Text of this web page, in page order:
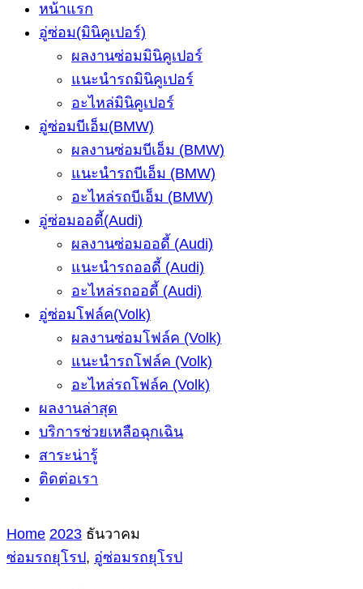
หน้าแรก
อู่ซ่อม(มินิคูเปอร์)
ผลงานซ่อมมินิคูเปอร์
แนะนำรถมินิคูเปอร์
อะไหล่มินิคูเปอร์
อู่ซ่อมบีเอ็ม(BMW)
ผลงานซ่อมบีเอ็ม (BMW)
แนะนำรถบีเอ็ม (BMW)
อะไหล่รถบีเอ็ม (BMW)
อู่ซ่อมออดี้(Audi)
ผลงานซ่อมออดี้ (Audi)
แนะนำรถออดี้ (Audi)
อะไหล่รถออดี้ (Audi)
อู่ซ่อมโฟล์ค(Volk)
ผลงานซ่อมโฟล์ค (Volk)
แนะนำรถโฟล์ค (Volk)
อะไหล่รถโฟล์ค (Volk)
ผลงานล่าสุด
บริการช่วยเหลือฉุกเฉิน
สาระน่ารู้
ติดต่อเรา
Home 2023 ธันวาคม
ซ่อมรถยุโรป, อู่ซ่อมรถยุโรป